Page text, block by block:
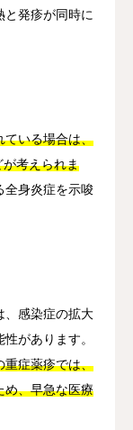
と発疹が同時に
ている場合は、
考えられま
全身炎症を示唆
、感染症の拡大
があります。
重症薬疹では、
め、早急な医療